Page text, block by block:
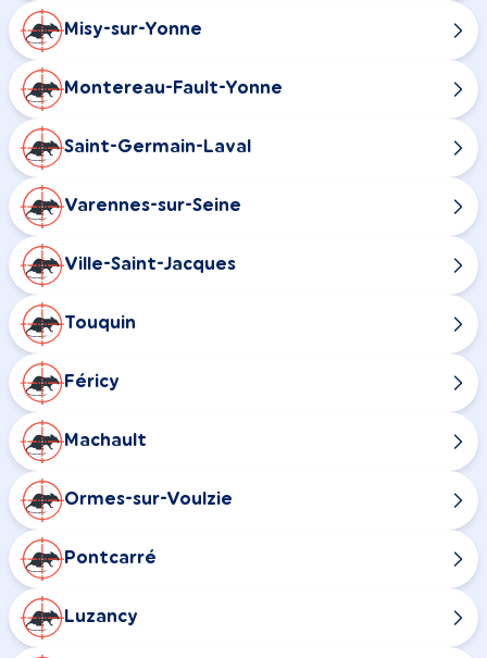
Misy-sur-Yonne
Montereau-Fault-Yonne
Saint-Germain-Laval
Varennes-sur-Seine
Ville-Saint-Jacques
Touquin
Féricy
Machault
Ormes-sur-Voulzie
Pontcarré
Luzancy